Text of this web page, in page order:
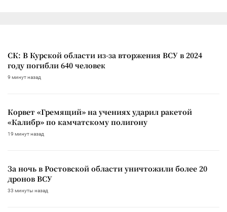
СК: В Курской области из-за вторжения ВСУ в 2024
году погибли 640 человек
9 минут назад
Корвет «Гремящий» на учениях ударил ракетой
«Калибр» по камчатскому полигону
19 минут назад
За ночь в Ростовской области уничтожили более 20
дронов ВСУ
33 минуты назад